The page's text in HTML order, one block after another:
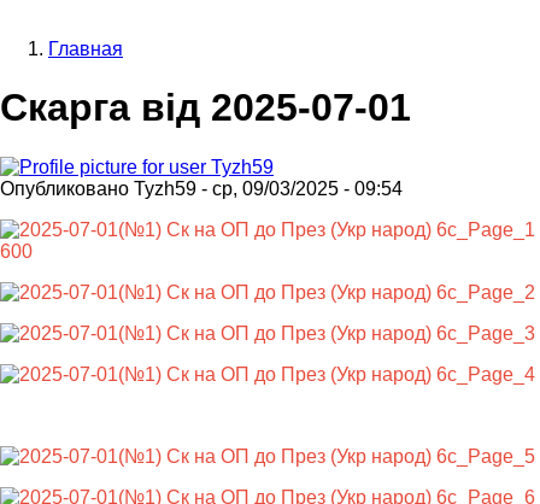
навигации
Главная
Скарга від 2025-07-01
Опубликовано Tyzh59 - ср, 09/03/2025 - 09:54